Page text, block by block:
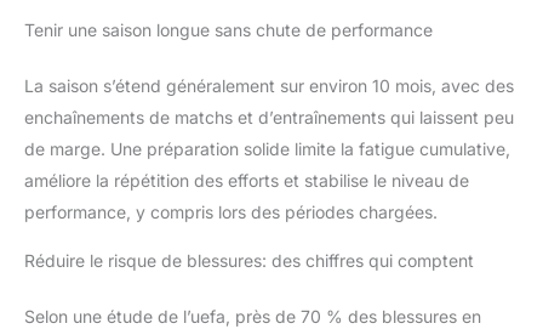
Tenir une saison longue sans chute de performance
La saison s’étend généralement sur environ 10 mois, avec des
enchaînements de matchs et d’entraînements qui laissent peu
de marge. Une préparation solide limite la fatigue cumulative,
améliore la répétition des efforts et stabilise le niveau de
performance, y compris lors des périodes chargées.
Réduire le risque de blessures: des chiffres qui comptent
Selon une étude de l’uefa, près de 70 % des blessures en